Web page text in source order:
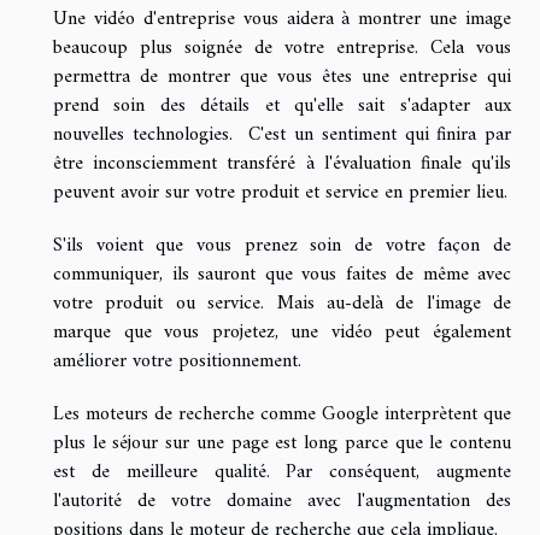
Une vidéo d'entreprise vous aidera à montrer une image
beaucoup plus soignée de votre entreprise. Cela vous
permettra de montrer que vous êtes une entreprise qui
prend soin des détails et qu'elle sait s'adapter aux
nouvelles technologies. C'est un sentiment qui finira par
être inconsciemment transféré à l'évaluation finale qu'ils
peuvent avoir sur votre produit et service en premier lieu.
S'ils voient que vous prenez soin de votre façon de
communiquer, ils sauront que vous faites de même avec
votre produit ou service. Mais au-delà de l'image de
marque que vous projetez, une vidéo peut également
améliorer votre positionnement.
Les moteurs de recherche comme Google interprètent que
plus le séjour sur une page est long parce que le contenu
est de meilleure qualité. Par conséquent, augmente
l'autorité de votre domaine avec l'augmentation des